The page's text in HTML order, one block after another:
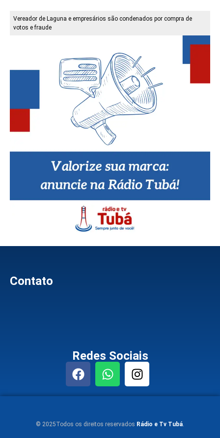
Vereador de Laguna e empresários são condenados por compra de
votos e fraude
Contato
Redes Sociais
© 2025Todos os direitos reservados Rádio e Tv Tubá.